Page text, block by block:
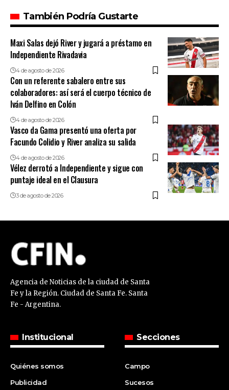
También Podría Gustarte
Maxi Salas dejó River y jugará a préstamo en
Independiente Rivadavia
4 de agosto de 2026
Con un referente sabalero entre sus
colaboradores: así será el cuerpo técnico de
Iván Delfino en Colón
4 de agosto de 2026
Vasco da Gama presentó una oferta por
Facundo Colidio y River analiza su salida
4 de agosto de 2026
Vélez derrotó a Independiente y sigue con
puntaje ideal en el Clausura
3 de agosto de 2026
Agencia de Noticias de la ciudad de Santa
Fe y la Región. Ciudad de Santa Fe. Santa
Fe - Argentina.
Institucional
Quiénes somos
Publicidad
Secciones
Campo
Sucesos